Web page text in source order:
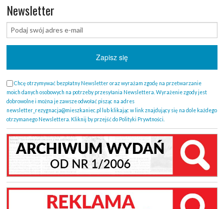
Newsletter
Chcę otrzymywać bezpłatny Newsletter oraz wyrażam zgodę na przetwarzanie
moich danych osobowych na potrzeby przesyłania Newslettera. Wyrażenie zgody jest
dobrowolne i można je zawsze odwołać pisząc na adres
newsletter_rezygnacja@mieszkaniec.pl lub klikając w link znajdujący się na dole każdego
otrzymanego Newslettera. Kliknij by przejść do Polityki Prywtności.